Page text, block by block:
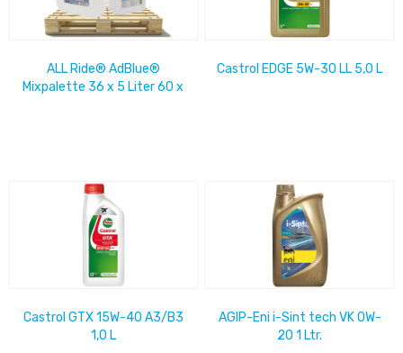
ALL Ride® AdBlue®
Mixpalette 36 x 5 Liter 60 x
Castrol EDGE 5W-30 LL 5,0 L
Castrol GTX 15W-40 A3/B3
1,0 L
AGIP-Eni i-Sint tech VK 0W-
20 1 Ltr.